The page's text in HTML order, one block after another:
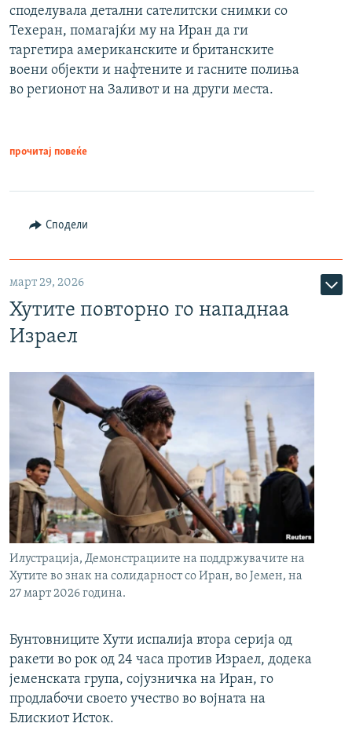
споделувала детални сателитски снимки со
Техеран, помагајќи му на Иран да ги
таргетира американските и британските
воени објекти и нафтените и гасните полиња
во регионот на Заливот и на други места.
прочитај повеќе
Сподели
март 29, 2026
Хутите повторно го нападнаа
Израел
Илустрација, Демонстрациите на поддржувачите на
Хутите во знак на солидарност со Иран, во Јемен, на
27 март 2026 година.
Бунтовниците Хути испалија втора серија од
ракети во рок од 24 часа против Израел, додека
јеменската група, сојузничка на Иран, го
продлабочи своето учество во војната на
Блискиот Исток.